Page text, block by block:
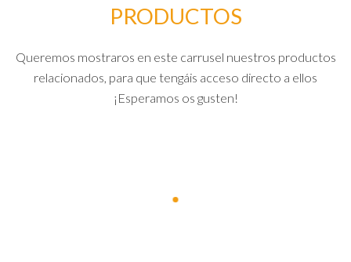
PRODUCTOS
Queremos mostraros en este carrusel nuestros productos
relacionados, para que tengáis acceso directo a ellos
¡Esperamos os gusten!